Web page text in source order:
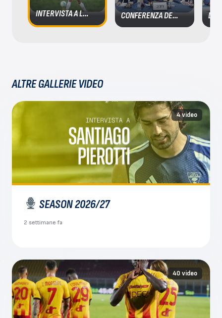
INTERVISTA A LASSANA COULIBALY CONFERENZA DEL PRESIDENTE STICCHI DAMIANI, DEL VICEPRESIDENTE LIGUORI E DEL DIRETTORE TRINCHERA
ALTRE GALLERIE VIDEO
4 video
SEASON 2026/27
2 settimane fa
40 video